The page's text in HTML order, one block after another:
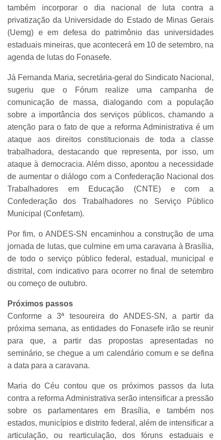
também incorporar o dia nacional de luta contra a
privatização da Universidade do Estado de Minas Gerais
(Uemg) e em defesa do patrimônio das universidades
estaduais mineiras, que acontecerá em 10 de setembro, na
agenda de lutas do Fonasefe.
Já Fernanda Maria, secretária-geral do Sindicato Nacional,
sugeriu que o Fórum realize uma campanha de
comunicação de massa, dialogando com a população
sobre a importância dos serviços públicos, chamando a
atenção para o fato de que a reforma Administrativa é um
ataque aos direitos constitucionais de toda a classe
trabalhadora, destacando que representa, por isso, um
ataque à democracia. Além disso, apontou a necessidade
de aumentar o diálogo com a Confederação Nacional dos
Trabalhadores em Educação (CNTE) e com a
Confederação dos Trabalhadores no Serviço Público
Municipal (Confetam).
Por fim, o ANDES-SN encaminhou a construção de uma
jornada de lutas, que culmine em uma caravana à Brasília,
de todo o serviço público federal, estadual, municipal e
distrital, com indicativo para ocorrer no final de setembro
ou começo de outubro.
Próximos passos
Conforme a 3ª tesoureira do ANDES-SN, a partir da
próxima semana, as entidades do Fonasefe irão se reunir
para que, a partir das propostas apresentadas no
seminário, se chegue a um calendário comum e se defina
a data para a caravana.
Maria do Céu contou que os próximos passos da luta
contra a reforma Administrativa serão intensificar a pressão
sobre os parlamentares em Brasília, e também nos
estados, municípios e distrito federal, além de intensificar a
articulação, ou rearticulação, dos fóruns estaduais e